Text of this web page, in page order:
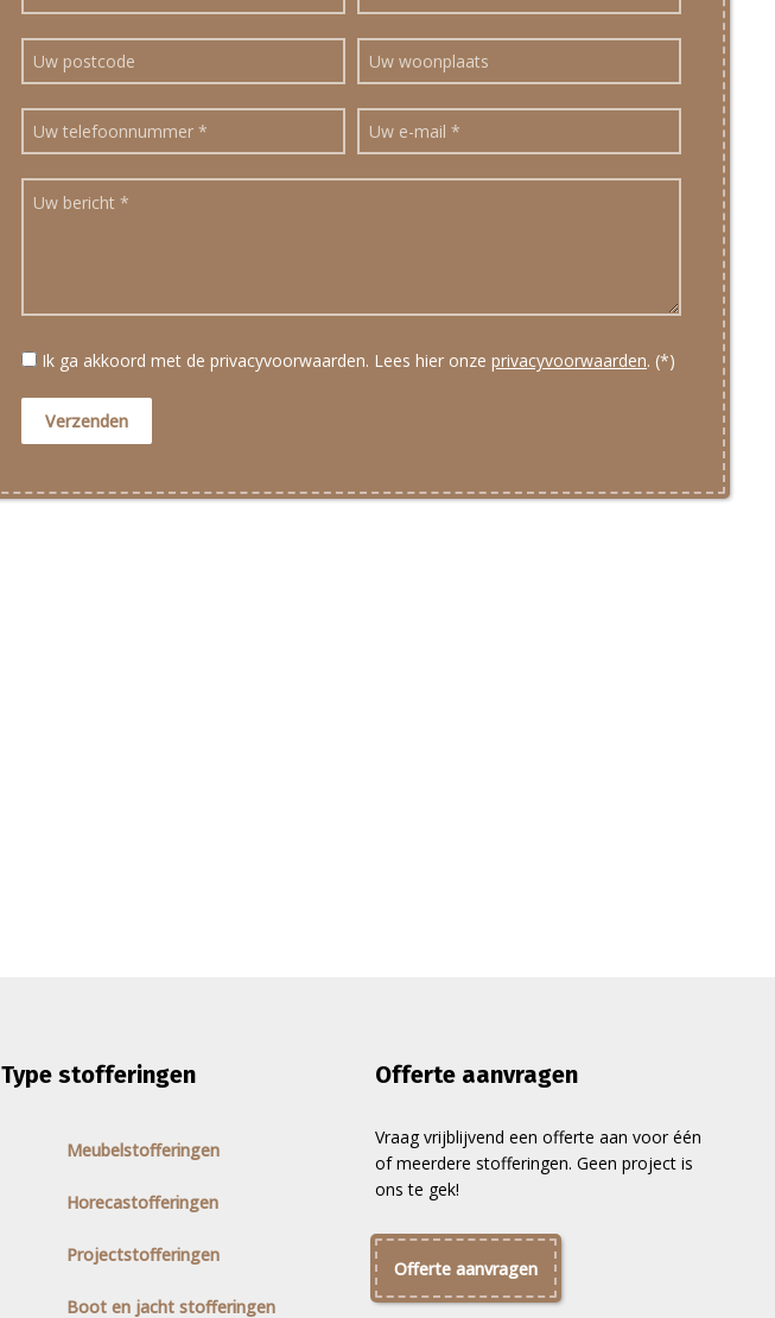
Ik ga akkoord met de privacyvoorwaarden. Lees hier onze privacyvoorwaarden. (*)
Type stofferingen
Meubelstofferingen
Horecastofferingen
Projectstofferingen
Boot en jacht stofferingen
Offerte aanvragen
Vraag vrijblijvend een offerte aan voor één
of meerdere stofferingen. Geen project is
ons te gek!
Offerte aanvragen